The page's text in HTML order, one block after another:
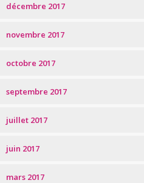
décembre 2017
novembre 2017
octobre 2017
septembre 2017
juillet 2017
juin 2017
mars 2017